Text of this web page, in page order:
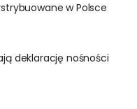
w Polsce
deklarację nośności